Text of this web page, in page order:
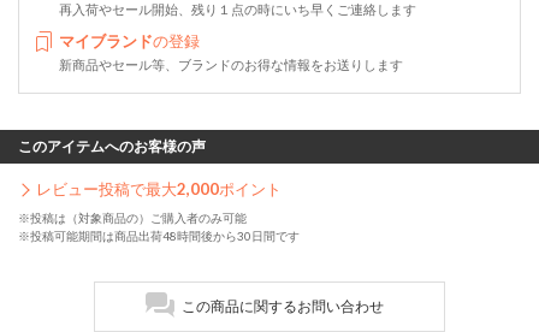
再入荷やセール開始、残り１点の時にいち早くご連絡します
マイブランドの登録
新商品やセール等、ブランドのお得な情報をお送りします
このアイテムへのお客様の声
レビュー投稿で最大2,000ポイント
※投稿は（対象商品の）ご購入者のみ可能
※投稿可能期間は商品出荷48時間後から30日間です
この商品に関するお問い合わせ